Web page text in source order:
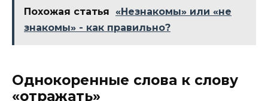
Похожая статья
«Незнакомы» или «не
знакомы» - как правильно?
Однокоренные слова к слову
«отражать»